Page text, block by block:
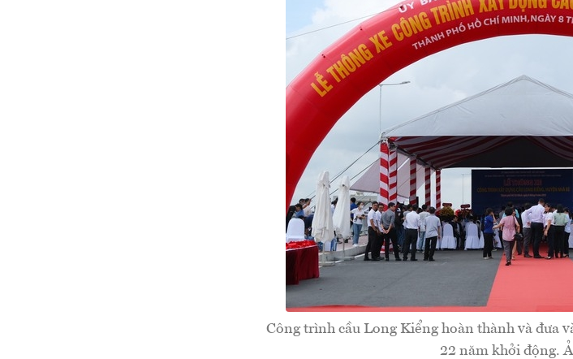
Công trình cầu Long Kiểng hoàn thành và đưa
22 năm khởi động.